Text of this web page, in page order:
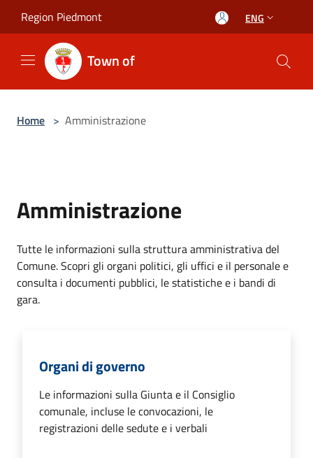
Region Piedmont ENG
Town of
Home > Amministrazione
Amministrazione
Tutte le informazioni sulla struttura amministrativa del
Comune. Scopri gli organi politici, gli uffici e il personale e
consulta i documenti pubblici, le statistiche e i bandi di
gara.
Organi di governo
Le informazioni sulla Giunta e il Consiglio
comunale, incluse le convocazioni, le
registrazioni delle sedute e i verbali